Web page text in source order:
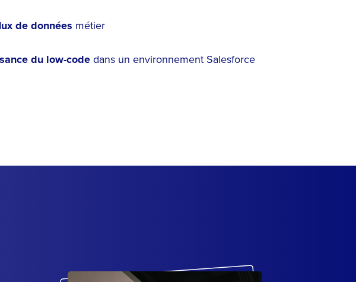
de données métier
du low-codedans un environnement Salesforce